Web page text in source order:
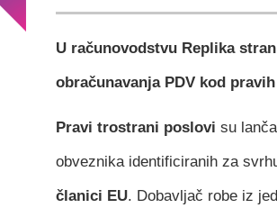
U računovodstvu Replika
obračunavanja PDV kod
Pravi trostrani poslovi su
obveznika identificiranih za
članici EU. Dobavljač robe iz